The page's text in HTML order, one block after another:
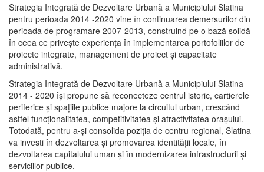
Strategia Integrată de Dezvoltare Urbană a Municipiului Slatina
pentru perioada 2014 -2020 vine în continuarea demersurilor din
perioada de programare 2007-2013, construind pe o bază solidă
în ceea ce priveşte experienţa în implementarea portofoliilor de
proiecte integrate, management de proiect și capacitate
administrativă.
Strategia Integrată de Dezvoltare Urbană a Municipiului Slatina
2014 - 2020 își propune să reconecteze centrul istoric, cartierele
periferice şi spaţiile publice majore la circuitul urban, crescând
astfel funcţionalitatea, competitivitatea şi atractivitatea oraşului.
Totodată, pentru a-şi consolida poziţia de centru regional, Slatina
va investi în dezvoltarea şi promovarea identităţii locale, în
dezvoltarea capitalului uman şi în modernizarea infrastructurii şi
serviciilor publice.